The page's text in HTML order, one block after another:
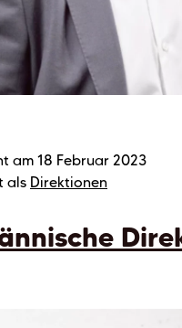
am 18 Februar 2023
als Direktionen